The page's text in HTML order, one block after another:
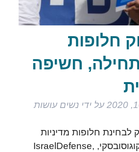
חלופות
תחילה, חשיפה
על ידי נשים עושות
חלופות מדיניות
למלחמה, מנדי קוגוסובסקי, IsraelDefense,